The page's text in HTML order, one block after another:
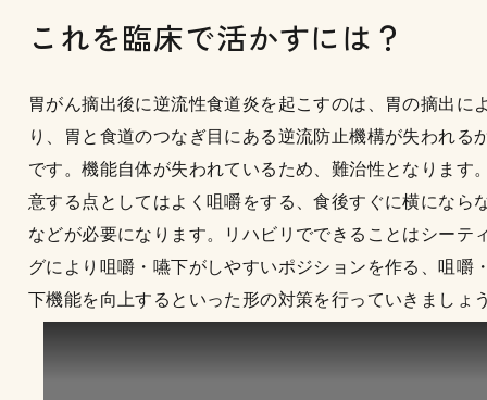
これを臨床で活かすには？
胃がん摘出後に逆流性食道炎を起こすのは、胃の摘出に
り、胃と食道のつなぎ目にある逆流防止機構が失われる
です。機能自体が失われているため、難治性となります
意する点としてはよく咀嚼をする、食後すぐに横になら
などが必要になります。リハビリでできることはシーテ
グにより咀嚼・嚥下がしやすいポジションを作る、咀嚼
下機能を向上するといった形の対策を行っていきましょ